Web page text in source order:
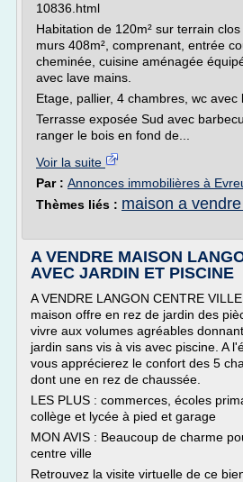
10836.html
Habitation de 120m² sur terrain
murs 408m², comprenant, entrée
cheminée, cuisine aménagée
avec lave mains.
Etage, pallier, 4 chambres, wc avec
Terrasse exposée Sud avec
ranger le bois en fond de...
Voir la suite
Par : Annonces immobilières à
Thèmes liés : maison a
A VENDRE MAISON
AVEC JARDIN ET PISCINE
A VENDRE LANGON CENTRE
maison offre en rez de jardin des
vivre aux volumes agréables
jardin sans vis à vis avec piscine. A
vous apprécierez le confort des 5
dont une en rez de chaussée.
LES PLUS : commerces, écoles
collège et lycée à pied et garage
MON AVIS : Beaucoup de charme
centre ville
Retrouvez la visite virtuelle de ce